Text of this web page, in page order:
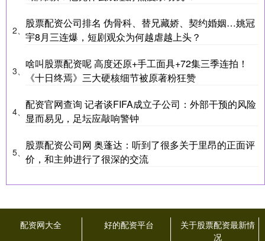
2、
股票配资公司排名 伪骨科、替兄藏娇、契约婚姻…姚冠
宇8月三连爆，短剧观众为何越虐越上头？
3、
啥叫股票配资呢 高度还原+手工面具+72集三季连拍！
《十日终焉》三大硬核细节被原著粉狂赞
4、
配资官网查询 记者谈FIFA成立子公司：外部干预的风险
显而易见，足坛应敲响警钟
5、
股票配资公司网 奥蓬达：听到了很多关于里昂的正面评
价，和主帅进行了很深的交流
配资网大全 好的配资平台
关于股票配资最新情
况